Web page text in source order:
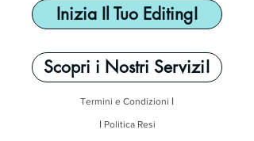
Inizia Il Tuo Editing!
Scopri i Nostri Servizi!
Termini e Condizioni |
| Politica Resi